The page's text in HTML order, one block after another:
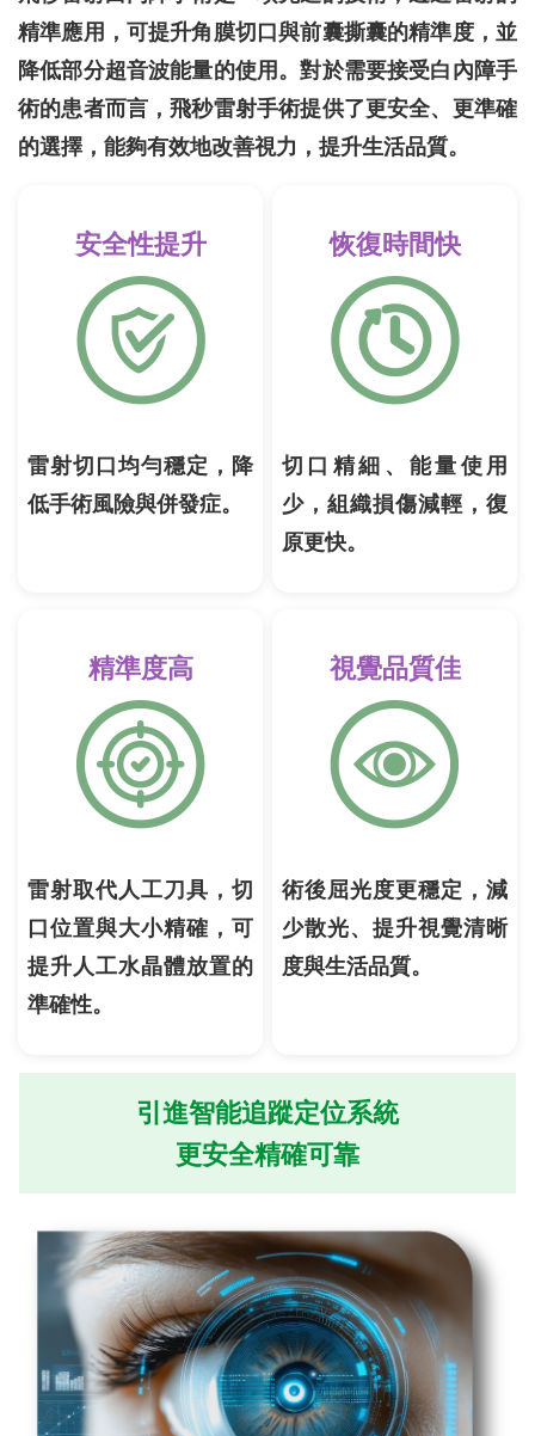
精準應用，可提升角膜切口與前囊撕囊的精準度，並
降低部分超音波能量的使用。對於需要接受白內障手
術的患者而言，飛秒雷射手術提供了更安全、更準確
的選擇，能夠有效地改善視力，提升生活品質。
安全性提升
雷射切口均勻穩定，降
低手術風險與併發症。
恢復時間快
切口精細、能量使用
少，組織損傷減輕，復
原更快。
精準度高
雷射取代人工刀具，切
口位置與大小精確，可
提升人工水晶體放置的
準確性。
視覺品質佳
術後屈光度更穩定，減
少散光、提升視覺清晰
度與生活品質。
引進智能追蹤定位系統
更安全精確可靠